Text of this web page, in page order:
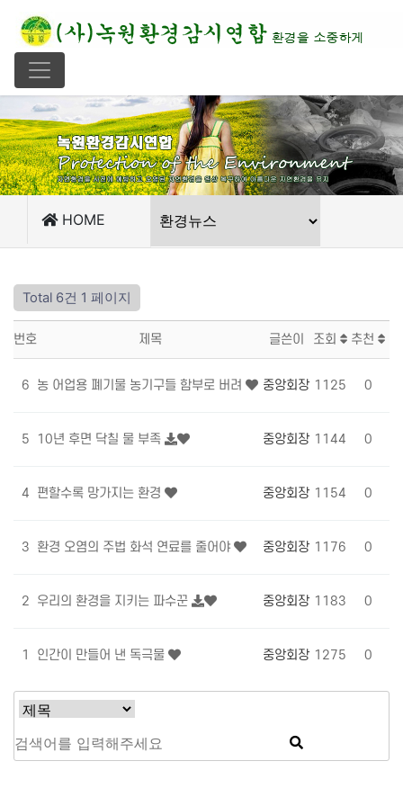
HOME
Total 6건 1 페이지
번호 제목 글쓴이 조회 추천
6 농 어업용 폐기물 농기구들 함부로 버려 중앙회장 1125 0
5 10년 후면 닥칠 물 부족 중앙회장 1144 0
4 편할수록 망가지는 환경 중앙회장 1154 0
3 환경 오염의 주법 화석 연료를 줄어야 중앙회장 1176 0
2 우리의 환경을 지키는 파수꾼 중앙회장 1183 0
1 인간이 만들어 낸 독극물 중앙회장 1275 0